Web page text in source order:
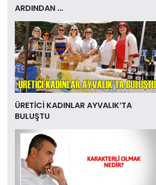
ARDINDAN ...
ÜRETİCİ KADINLAR AYVALIK’TA
BULUŞTU